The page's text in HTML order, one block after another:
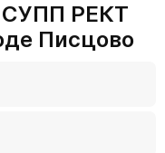
РЕКТ
Писцово